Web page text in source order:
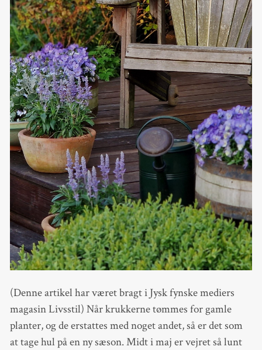
(Denne artikel har været bragt i Jysk fynske mediers
magasin Livsstil) Når krukkerne tømmes for gamle
planter, og de erstattes med noget andet, så er det som
at tage hul på en ny sæson. Midt i maj er vejret så lunt